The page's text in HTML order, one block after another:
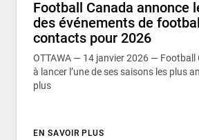
Football Canada annonce
des événements de
contacts pour 2026
OTTAWA — 14 janvier 2026 — Football
à lancer l’une de ses saisons les plus
plus
EN SAVOIR PLUS